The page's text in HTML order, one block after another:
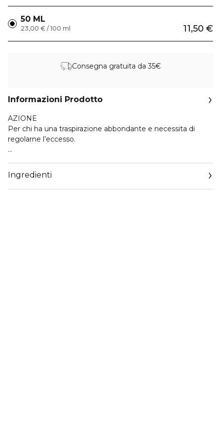
50 ML
11,50 €
23,00 € / 100 ml
Consegna gratuita da 35€
Informazioni Prodotto
AZIONE
Per chi ha una traspirazione abbondante e necessita di
regolarne l’eccesso.
Dermatologicamente testato.
Testato a Nichel, Cromo, Cobalto e Mercurio.
Senza siliconi, parabeni, oli minerali.
Ingredienti